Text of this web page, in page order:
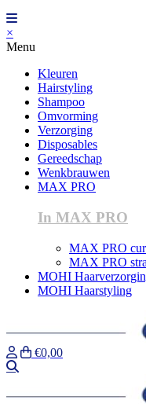
×
Menu
Kleuren
Hairstyling
Shampoo
Omvorming
Verzorging
Disposables
Gereedschap
Wenkbrauwen
MAX PRO
In MAX PRO
MAX PRO
MAX PRO
MOHI
MOHI Haarstyling
€0,00